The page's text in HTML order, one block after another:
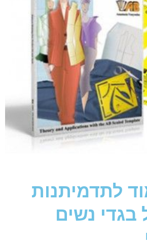
לתדמיתנות
בגדי נשים